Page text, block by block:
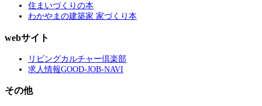
住まいづくりの本
わかやまの建築家 家づくり本
webサイト
リビングカルチャー倶楽部
求人情報GOOD-JOB-NAVI
その他